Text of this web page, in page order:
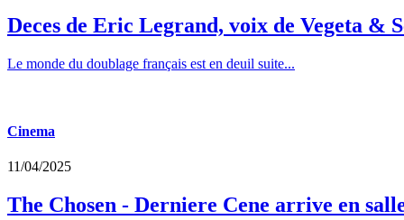
Deces de Eric Legrand, voix de Vegeta &
Le monde du doublage français est en deuil suite...
Cinema
11/04/2025
The Chosen - Derniere Cene arrive en